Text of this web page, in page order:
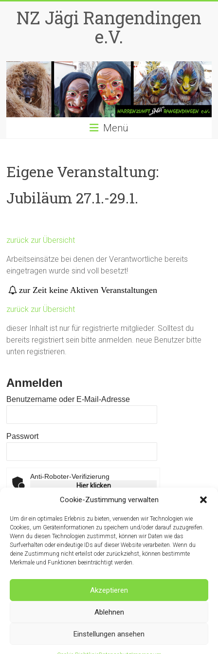
Cookie-Zustimmung verwalten
Um dir ein optimales Erlebnis zu bieten, verwenden wir Technologien wie
Cookies, um Geräteinformationen zu speichern und/oder darauf zuzugreifen.
Wenn du diesen Technologien zustimmst, können wir Daten wie das
Surfverhalten oder eindeutige IDs auf dieser Website verarbeiten. Wenn du
deine Zustimmung nicht erteilst oder zurückziehst, können bestimmte
Merkmale und Funktionen beeinträchtigt werden.
Akzeptieren
Ablehnen
Einstellungen ansehen
Inhalt
springenNZ Jägi Rangendingen
e.V.
Menü
Eigene Veranstaltung:
Jubiläum 27.1.-29.1.
zurück zur Übersicht
Arbeitseinsätze bei denen der Verantwortliche bereits
eingetragen wurde sind voll besetzt!
zur Zeit keine Aktiven Veranstaltungen
zurück zur Übersicht
dieser Inhalt ist nur für registrierte mitglieder. Solltest du
bereits registriert sein bitte anmelden. neue Benutzer bitte
unten registrieren.
Anmelden
Benutzername oder E-Mail-Adresse
Passwort
Anti-Roboter-Verifizierung
Hier klicken
Captcha ⇗
Angemeldet bleiben
Passwort vergessen?Klicke hier, um es
zurückzusetzen.
Klicke hier, um dich zu
registrieren.
NZ Jägi Rangendingen e.V.. Alle Rechte vorbehalten.